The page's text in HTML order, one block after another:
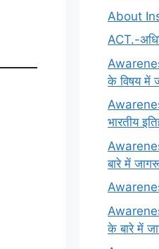
About
ACT.-
के विषय में
भारतीय
बारे में
के बारे में